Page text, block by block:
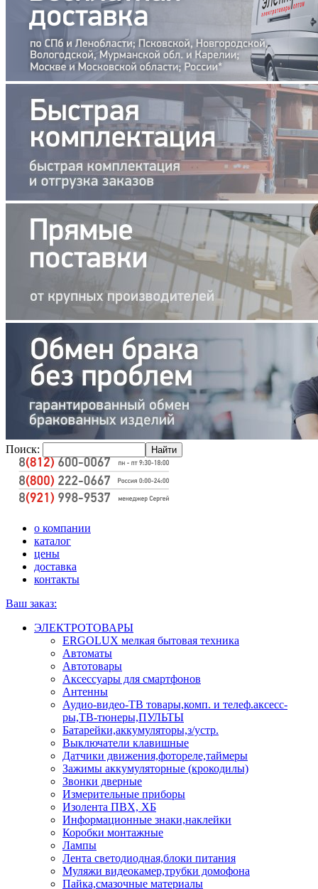
Поиск:
о компании
каталог
цены
доставка
контакты
Ваш заказ:
ЭЛЕКТРОТОВАРЫ
ERGOLUX мелкая бытовая техника
Автоматы
Автотовары
Аксессуары для смартфонов
Антенны
Аудио-видео-ТВ товары,комп. и телеф.аксесс-
ры,ТВ-тюнеры,ПУЛЬТЫ
Батарейки,аккумуляторы,з/устр.
Выключатели клавишные
Датчики движения,фотореле,таймеры
Зажимы аккумуляторные (крокодилы)
Звонки дверные
Измерительные приборы
Изолента ПВХ, ХБ
Информационные знаки,наклейки
Коробки монтажные
Лампы
Лента светодиодная,блоки питания
Муляжи видеокамер,трубки домофона
Пайка,смазочные материалы